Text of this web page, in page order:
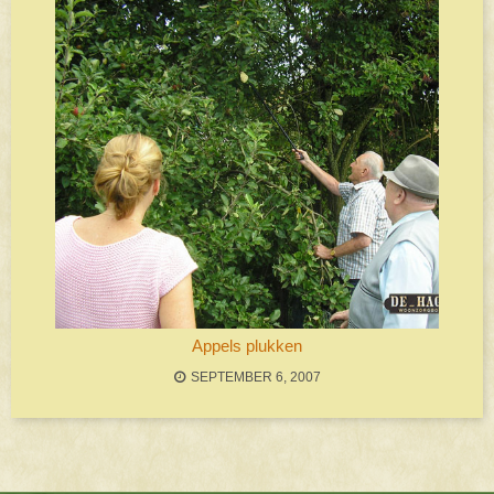
Appels plukken
SEPTEMBER 6, 2007
Bericht navigatie